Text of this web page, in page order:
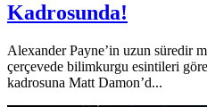
Kadrosunda!
Alexander Payne’in uzun süredir
çerçevede bilimkurgu esintileri
kadrosuna Matt Damon’d...